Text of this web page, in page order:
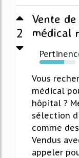
2
Vente
médical
69%
Vous
médical
hôpital ?
sélection
comme
Vendus
appeler